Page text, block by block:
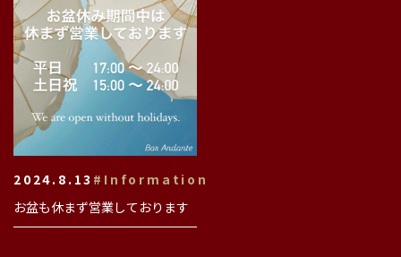
2024.8.13 #Information
お盆も休まず営業しております